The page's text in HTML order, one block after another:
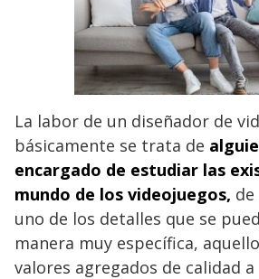
La labor de un diseñador de
básicamente se trata de
encargado de estudiar las
mundo de los videojuegos,
uno de los detalles que se
manera muy específica,
valores agregados de calidad